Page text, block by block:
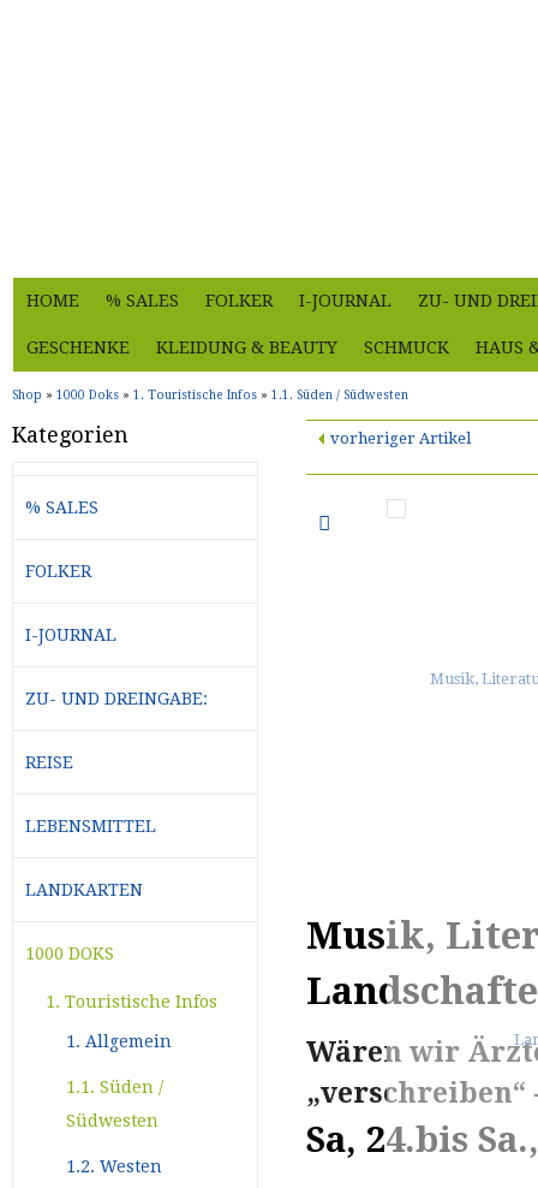
HOME % SALES FOLKER I-JOURNAL ZU- UND
GESCHENKE KLEIDUNG & BEAUTY SCHMUCK HAUS
Shop » 1000 Doks » 1. Touristische Infos » 1.1. Süden / Südwesten
vorheriger Artikel
Musik,
Wären wir
Sa, 24.bis
Kategorien
% SALES
FOLKER
I-JOURNAL
ZU- UND DREINGABE:
REISE
LEBENSMITTEL
LANDKARTEN
1000 DOKS
1. Touristische Infos
1. Allgemein
1.1. Süden /
Südwesten
1.2. Westen